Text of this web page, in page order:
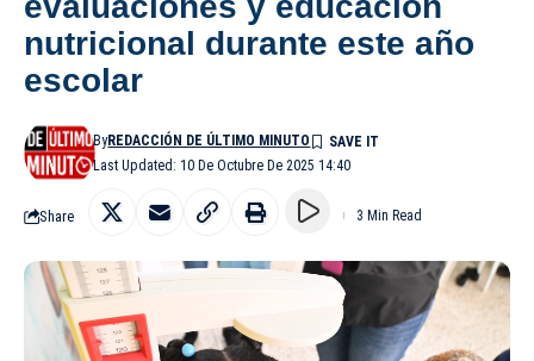
nutricional durante este año
escolar
Last Updated: 10 De Octubre De 2025 14:40
ByREDACCIÓN DE ÚLTIMO MINUTO
Share 3 Min Read